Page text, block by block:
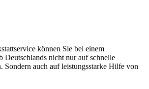
können Sie bei einem
Deutschlands nicht nur auf schnelle
Sondern auch auf leistungsstarke Hilfe von